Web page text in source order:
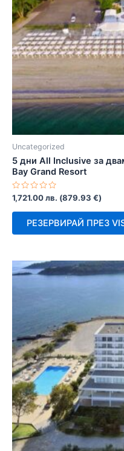
Uncategorized
5 дни All Inclusive за
Bay Grand Resort
Оценено
с
0
1,721.00лв. (879.93 €)
РЕЗЕРВИРАЙ ПРЕЗ